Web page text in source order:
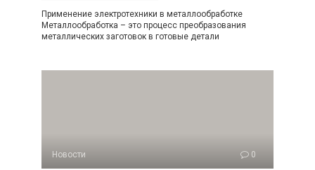
Применение электротехники в металлообработке
Металлообработка – это процесс преобразования
металлических заготовок в готовые детали
Новости 0